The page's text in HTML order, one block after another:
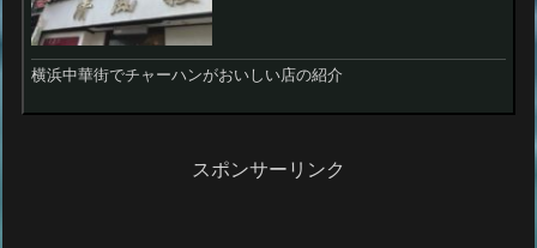
横浜中華街でチャーハンがおいしい店の紹介
スポンサーリンク